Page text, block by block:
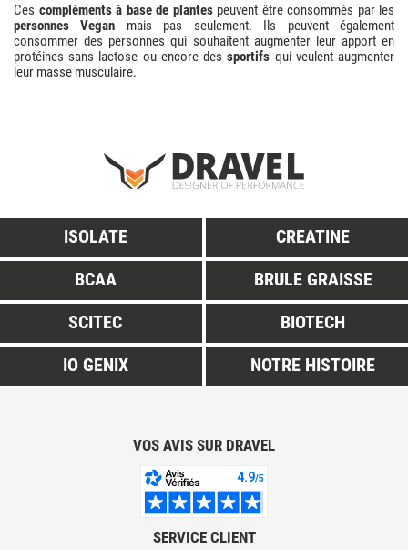
Ces compléments à base de plantespeuvent être consommés par les
personnes Vegan mais pas seulement. Ils peuvent également
consommer des personnes qui souhaitent augmenter leur apport en
protéines sans lactose ou encore dessportifs qui veulent augmenter
leur masse musculaire.
ISOLATE
CREATINE
BCAA
BRULE GRAISSE
SCITEC
BIOTECH
IO GENIX
NOTRE HISTOIRE
VOS AVIS SUR DRAVEL
SERVICE CLIENT